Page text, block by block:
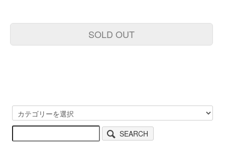
SOLD OUT
SEARCH